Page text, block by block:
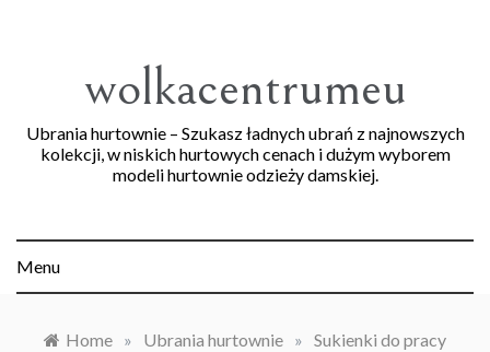
wolkacentrumeu
Ubrania hurtownie – Szukasz ładnych ubrań z najnowszych
kolekcji, w niskich hurtowych cenach i dużym wyborem
modeli hurtownie odzieży damskiej.
Menu
Home » Ubrania hurtownie » Sukienki do pracy